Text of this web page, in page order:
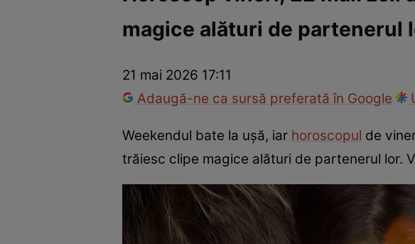
Dragoste și SexEvenimenteHoroscopRețete
magice alături de partenerul
21 mai 2026 17:11
Adaugă-ne ca sursă preferată în Google
Weekendul bate la ușă, iar horoscopul de
trăiesc clipe magice alături de partenerul lor.